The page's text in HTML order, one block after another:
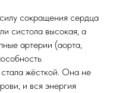
сокращения сердца
систола высокая, а
артерии (аорта,
жёсткой. Она не
и вся энергия